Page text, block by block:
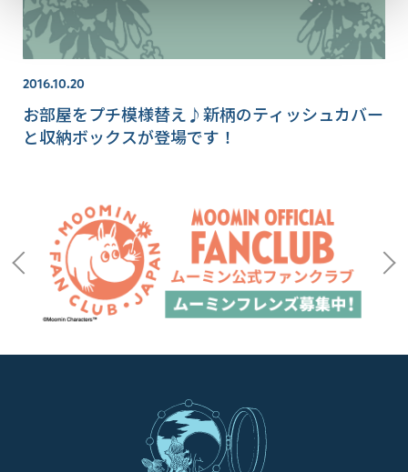
2016.10.20
お部屋をプチ模様替え♪新柄のティッシュカバー
と収納ボックスが登場です！